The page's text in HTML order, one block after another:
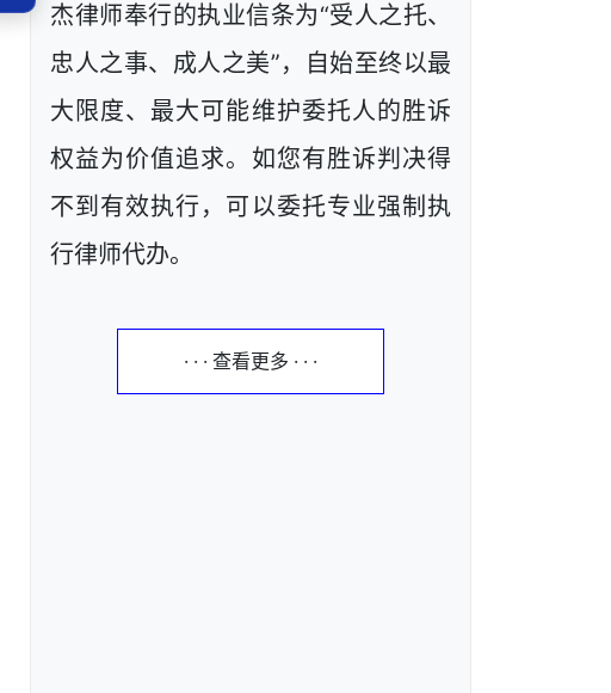
杰律师奉行的执业信条为“受人之托、
忠人之事、成人之美”，自始至终以最
大限度、最大可能维护委托人的胜诉
权益为价值追求。如您有胜诉判决得
不到有效执行，可以委托专业强制执
行律师代办。
· · · 查看更多 · · ·